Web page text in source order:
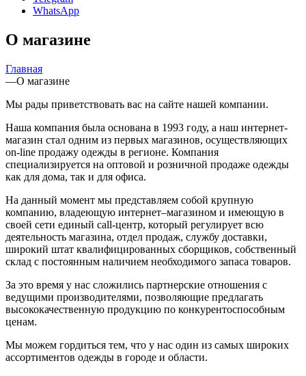
WhatsApp
О магазине
Главная
—О магазине
Мы рады приветствовать вас на сайте нашей компании.
Наша компания была основана в 1993 году, а наш интернет-
магазин стал одним из первых магазинов, осуществляющих
on-line продажу одежды в регионе. Компания
специализируется на оптовой и розничной продаже одежды
как для дома, так и для офиса.
На данный момент мы представляем собой крупную
компанию, владеющую интернет–магазином и имеющую в
своей сети единый call-центр, который регулирует всю
деятельность магазина, отдел продаж, службу доставки,
широкий штат квалифицированных сборщиков, собственный
склад c постоянным наличием необходимого запаса товаров.
За это время у нас сложились партнерские отношения с
ведущими производителями, позволяющие предлагать
высококачественную продукцию по конкурентоспособным
ценам.
Мы можем гордиться тем, что у нас один из самых широких
ассортиментов одежды в городе и области.